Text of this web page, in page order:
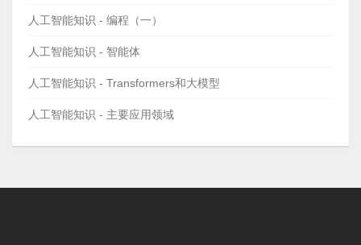
人工智能知识 - 编程（一）
人工智能知识 - 智能体
人工智能知识 - Transformers和大模型
人工智能知识 - 主要应用领域